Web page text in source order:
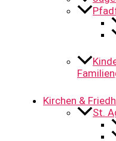
Kirchen &
St.